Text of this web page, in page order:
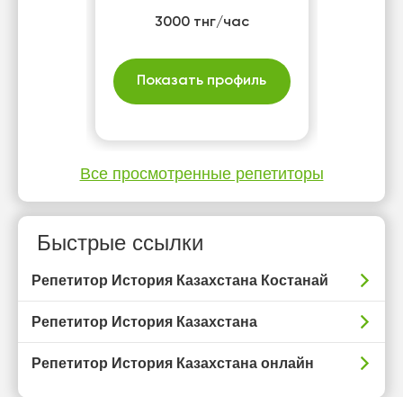
3000 тнг/час
Показать профиль
Все просмотренные репетиторы
Быстрые ссылки
Репетитор История Казахстана Костанай
Репетитор История Казахстана
Репетитор История Казахстана онлайн